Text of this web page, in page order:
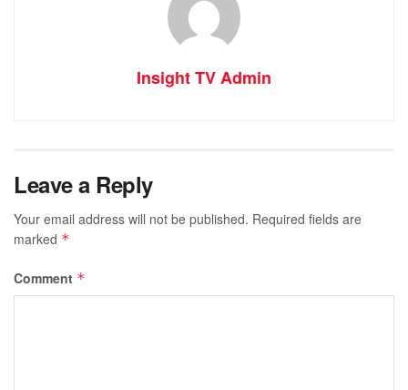
Insight TV Admin
Leave a Reply
Your email address will not be published. Required fields are
marked *
Comment *